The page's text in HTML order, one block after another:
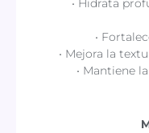
• Hidrata
•
• Mejora la
• Mantiene